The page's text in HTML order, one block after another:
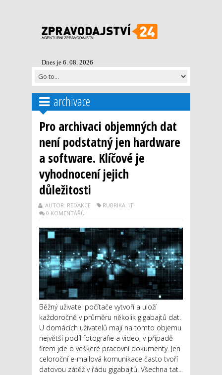
Dnes je 6. 08. 2026
archivace
Pro archivaci objemných dat
není podstatný jen hardware
a software. Klíčové je
vyhodnocení jejich
důležitosti
AUTOR: REDAKCE
RUBRIKA: IT
0 KOMENTÁŘŮ
Běžný uživatel počítače vytvoří a uloží
každoročně v průměru několik gigabajtů dat.
U domácích uživatelů mají na tomto objemu
největší podíl fotografie a video, v případě
firem jde o veškeré pracovní dokumenty. Jen
celoroční e-mailová komunikace často tvoří
datovou zátěž v řádu gigabajtů. Všechna tat...